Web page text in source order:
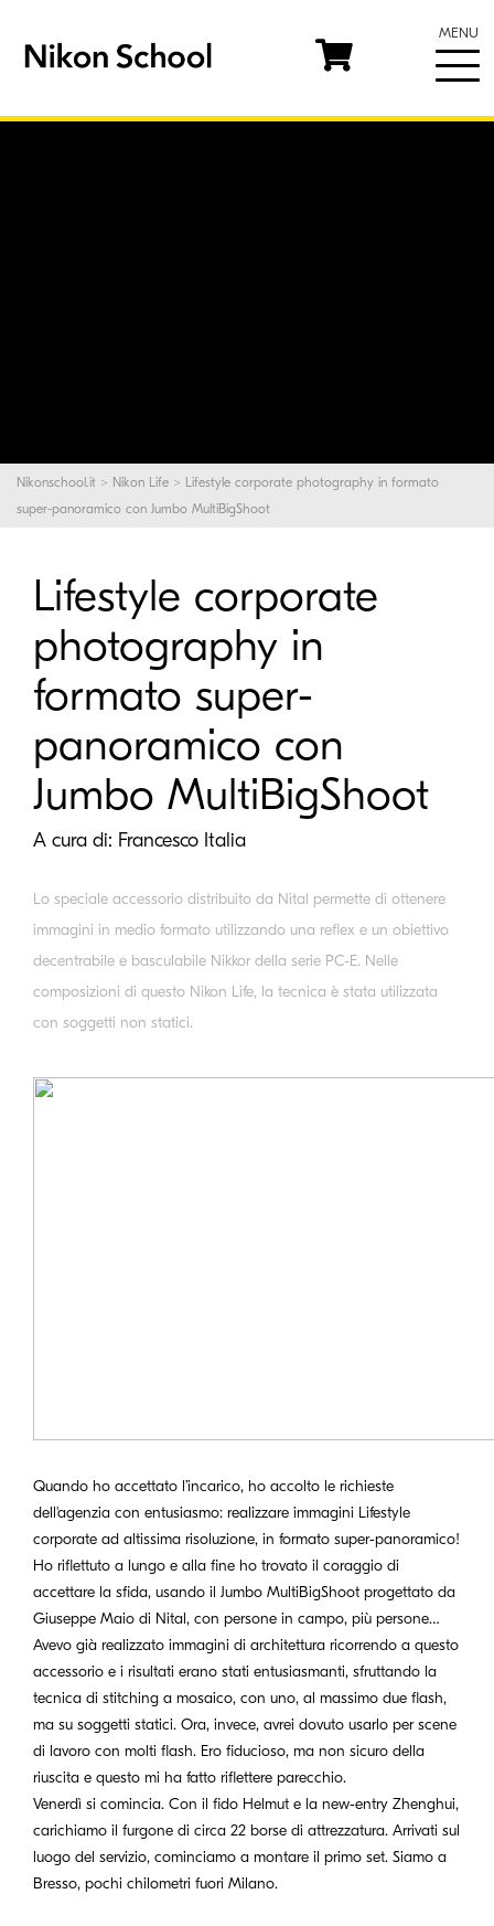
MENU
Nikonschool.it > Nikon Life > Lifestyle corporate photography in formato
super-panoramico con Jumbo MultiBigShoot
Lifestyle corporate
photography in
formato super-
panoramico con
Jumbo MultiBigShoot
A cura di: Francesco Italia
Lo speciale accessorio distribuito da Nital permette di ottenere
immagini in medio formato utilizzando una reflex e un obiettivo
decentrabile e basculabile Nikkor della serie PC-E. Nelle
composizioni di questo Nikon Life, la tecnica è stata utilizzata
con soggetti non statici.
Quando ho accettato l’incarico, ho accolto le richieste
dell'agenzia con entusiasmo: realizzare immagini Lifestyle
corporate ad altissima risoluzione, in formato super-panoramico!
Ho riflettuto a lungo e alla fine ho trovato il coraggio di
accettare la sfida, usando il Jumbo MultiBigShoot progettato da
Giuseppe Maio di Nital, con persone in campo, più persone…
Avevo già realizzato immagini di architettura ricorrendo a questo
accessorio e i risultati erano stati entusiasmanti, sfruttando la
tecnica di stitching a mosaico, con uno, al massimo due flash,
ma su soggetti statici. Ora, invece, avrei dovuto usarlo per scene
di lavoro con molti flash. Ero fiducioso, ma non sicuro della
riuscita e questo mi ha fatto riflettere parecchio.
Venerdì si comincia. Con il fido Helmut e la new-entry Zhenghui,
carichiamo il furgone di circa 22 borse di attrezzatura. Arrivati sul
luogo del servizio, cominciamo a montare il primo set. Siamo a
Bresso, pochi chilometri fuori Milano.